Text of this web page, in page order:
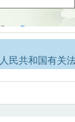
民共和国有关
任。
章跟帖管理员